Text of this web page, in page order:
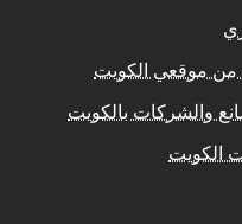
من موقعي الكويت
والشركات بالكويت
الكويت